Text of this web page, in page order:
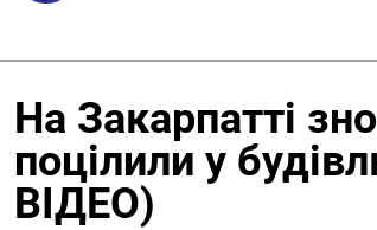
На Закарпатті
поцілили у
ВІДЕО)